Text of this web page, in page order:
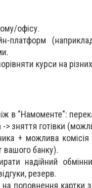
офісу.
платформ
курси на
в "Намоменте":
зняття готівки
+ можлива
вашого банку).
надійний
резерв.
поповнення картки